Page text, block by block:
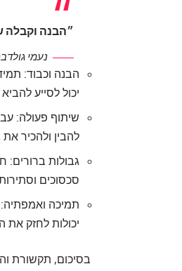
״הבנה וקבלה
נעמי
הבנה וכבוד:
יכול לסייע
שיתוף פעולה:
להבין ולהכיר
גבולות ברורים:
סכסוכים
תמיכה
יכולות לחזק
בסיכום, תקשורת